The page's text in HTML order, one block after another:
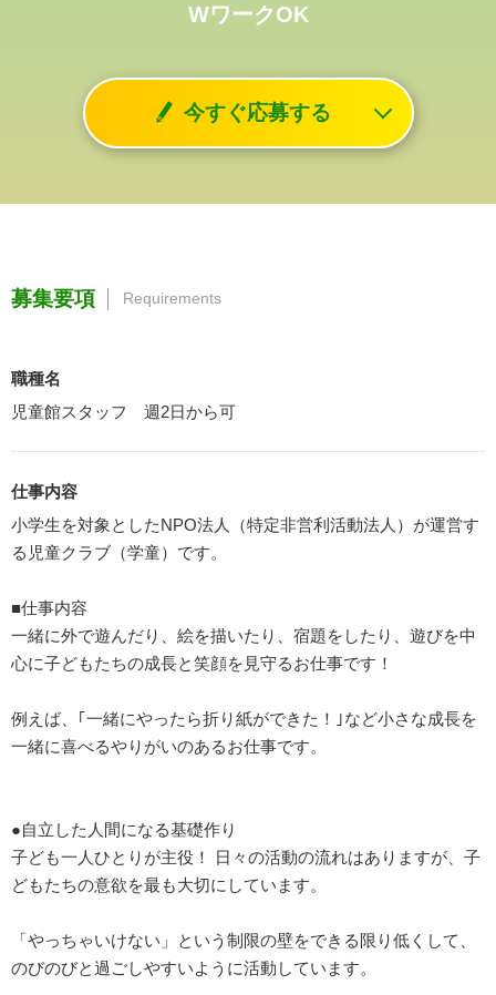
WワークOK
今すぐ応募する
募集要項 Requirements
職種名
児童館スタッフ 週2日から可
仕事内容
小学生を対象としたNPO法人（特定非営利活動法人）が運営す
る児童クラブ（学童）です。
■仕事内容
一緒に外で遊んだり、絵を描いたり、宿題をしたり、遊びを中
心に子どもたちの成長と笑顔を見守るお仕事です！
例えば、｢一緒にやったら折り紙ができた！｣など小さな成長を
一緒に喜べるやりがいのあるお仕事です。
●自立した人間になる基礎作り
子ども一人ひとりが主役！ 日々の活動の流れはありますが、子
どもたちの意欲を最も大切にしています。
「やっちゃいけない」という制限の壁をできる限り低くして、
のびのびと過ごしやすいように活動しています。